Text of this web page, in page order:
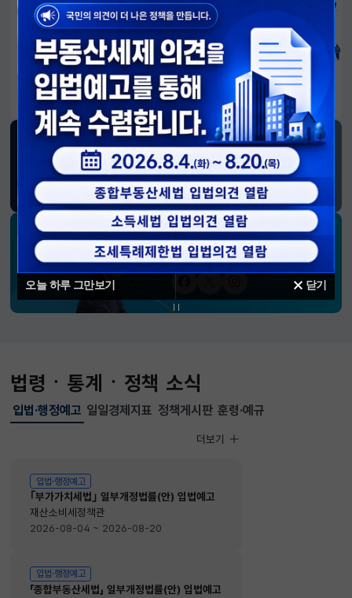
오늘 하루 그만보기 닫기
알림판
국민이 만든 대전환의 길-회복과 도약, 모두의 1년
재정경제부 SNS 소식
블로그페이스북트위터(X)유튜브인스타그램
소통하는 경제 리더 구윤철 장관의
SNS 채널
법령ㆍ통계ㆍ정책 소식
입법·행정예고
선택됨
입법·행정예고
입법·행정예고
｢부가가치세법｣ 일부개정법률(안) 입법예고
재산소비세정책관
2026-08-04 ~ 2026-08-20
입법·행정예고
「종합부동산세법」 일부개정법률(안) 입법예고
입법·행정예고
더보기
일일경제지표 정책게시판 훈령·예규